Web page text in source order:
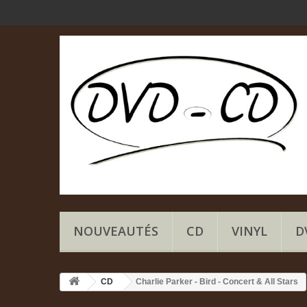
NOUVEAUTÉS CD VINYL
CD Charlie Parker - Bird - Concert & All Stars